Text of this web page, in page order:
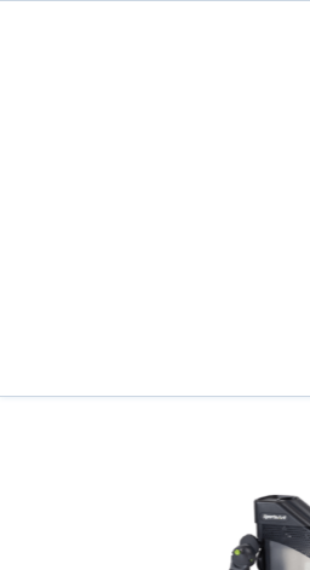
Hit enter to search
双功能重量训练机是
完全避